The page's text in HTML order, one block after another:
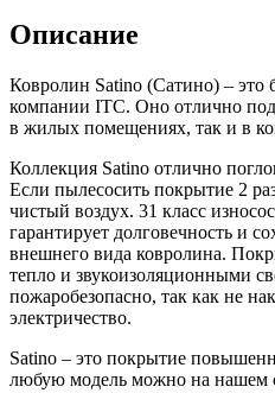
Описание
Ковролин Satino (Сатино) – это
компании ITC. Оно отлично
в жилых помещениях, так и в
Коллекция Satino отлично
Если пылесосить покрытие 2
чистый воздух. 31 класс
гарантирует долговечность и
внешнего вида ковролина.
тепло и звукоизоляционными
пожаробезопасно, так как не
электричество.
Satino – это покрытие
любую модель можно на нашем